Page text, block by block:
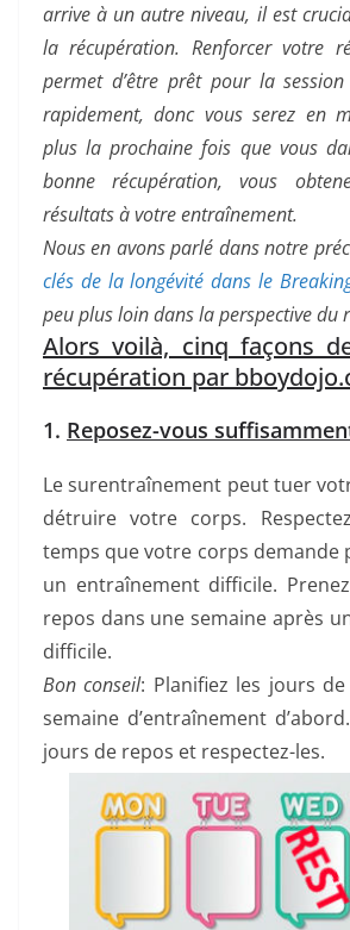
arrive à un autre niveau, il est
la récupération. Renforcer votre
permet d’être prêt pour la
rapidement, donc vous serez en
plus la prochaine fois que vous
bonne récupération, vous
résultats à votre entraînement.
Nous en avons parlé dans notre
clés de la longévité dans le
peu plus loin dans la perspective du
Alors voilà, cinq façons
récupération par
1. Reposez-vous
Le surentraînement peut tuer
détruire votre corps.
temps que votre corps
un entraînement difficile.
repos dans une semaine après
difficile.
Bon conseil: Planifiez les jours
semaine d’entraînement
jours de repos et respectez-les.